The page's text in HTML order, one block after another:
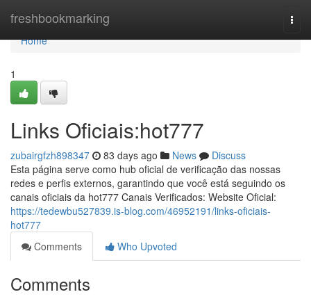
freshbookmarking
Home
Home
1
Links Oficiais:hot777
zubairgfzh898347 83 days ago News
Discuss
Esta página serve como hub oficial de verificação das nossas
redes e perfis externos, garantindo que você está seguindo os
canais oficiais da hot777 Canais Verificados: Website Oficial:
https://tedewbu527839.is-blog.com/46952191/links-oficiais-
hot777
Comments
Who Upvoted
Comments